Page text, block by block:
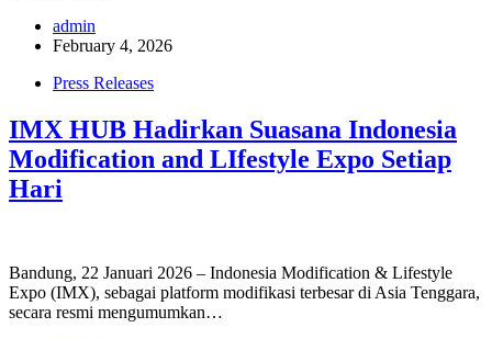
admin
February 4, 2026
Press Releases
IMX HUB Hadirkan Suasana Indonesia
Modification and LIfestyle Expo Setiap
Hari
Bandung, 22 Januari 2026 – Indonesia Modification & Lifestyle
Expo (IMX), sebagai platform modifikasi terbesar di Asia Tenggara,
secara resmi mengumumkan…